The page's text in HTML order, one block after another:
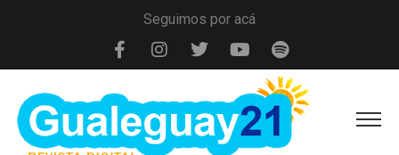
Seguimos por acá